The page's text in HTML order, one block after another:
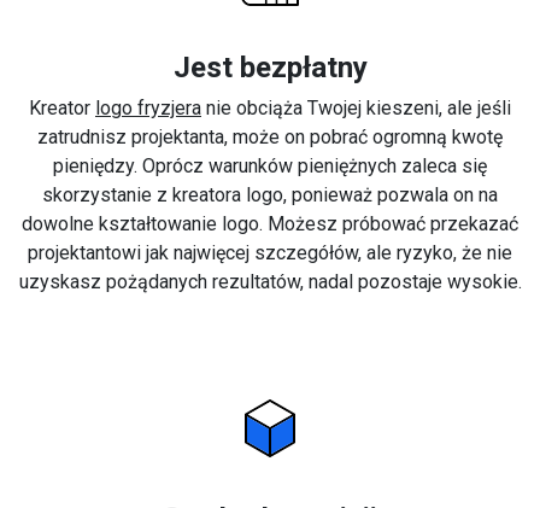
Jest bezpłatny
Kreator logo fryzjera nie obciąża Twojej kieszeni, ale jeśli
zatrudnisz projektanta, może on pobrać ogromną kwotę
pieniędzy. Oprócz warunków pieniężnych zaleca się
skorzystanie z kreatora logo, ponieważ pozwala on na
dowolne kształtowanie logo. Możesz próbować przekazać
projektantowi jak najwięcej szczegółów, ale ryzyko, że nie
uzyskasz pożądanych rezultatów, nadal pozostaje wysokie.